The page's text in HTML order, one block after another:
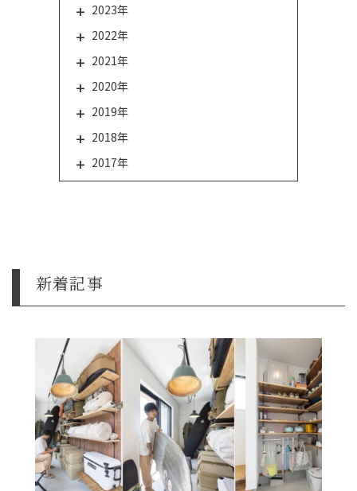
2023年
2022年
2021年
2020年
2019年
2018年
2017年
新着記事